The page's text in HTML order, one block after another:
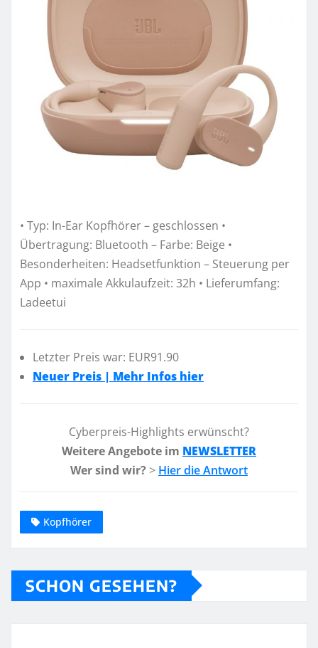
• Typ: In-Ear Kopfhörer – geschlossen •
Übertragung: Bluetooth – Farbe: Beige •
Besonderheiten: Headsetfunktion – Steuerung per
App • maximale Akkulaufzeit: 32h • Lieferumfang:
Ladeetui
Letzter Preis war: EUR91.90
Neuer Preis | Mehr Infos hier
Cyberpreis-Highlights erwünscht?
Weitere Angebote im NEWSLETTER
Wer sind wir? > Hier die Antwort
Kopfhörer
SCHON GESEHEN?